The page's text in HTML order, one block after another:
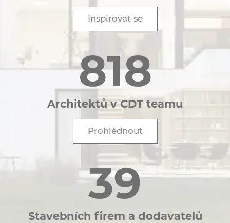
Inspirovat se
818
Architektů v CDT teamu
Prohlédnout
39
Stavebních firem a dodavatelů